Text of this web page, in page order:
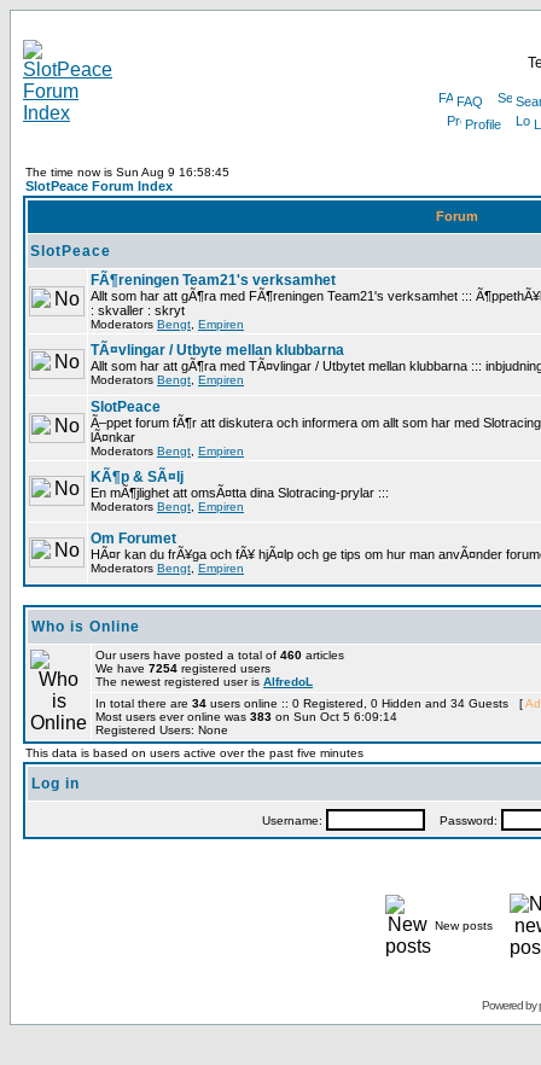
FAQ
Profile
The time now is Sun Aug 9 16:58:45
SlotPeace Forum Index
Forum
SlotPeace
FÃ¶reningen Team21's verksamhet
Allt som har att gÃ¶ra med FÃ¶reningen Team21's verksamhet :::
: skvaller : skryt
Moderators Bengt Empiren
TÃ¤vlingar / Utbyte mellan klubbarna
Allt som har att gÃ¶ra med TÃ¤vlingar / Utbytet mellan klubbarna :::
Moderators Bengt Empiren
SlotPeace
Ã–ppet forum fÃ¶r att diskutera och informera om allt som har med
lÃ¤nkar
Moderators Bengt Empiren
KÃ¶p & SÃ¤lj
En mÃ¶jlighet att omsÃ¤tta dina Slotracing-prylar :::
Moderators Bengt Empiren
Om Forumet
HÃ¤r kan du frÃ¥ga och fÃ¥ hjÃ¤lp och ge tips om hur man anvÃ¤nder
Moderators Bengt Empiren
Who is Online
Our users have posted a total of 460 articles
We have 7254 registered users
The newest registered user is AlfredoL
In total there are 34 users online :: 0 Registered, 0 Hidden and 34 Guests [
Most users ever online was 383 on Sun Oct 5 6:09:14
Registered Users: None
This data is based on users active over the past five minutes
Log in
Username: Password:
New posts
Powered by